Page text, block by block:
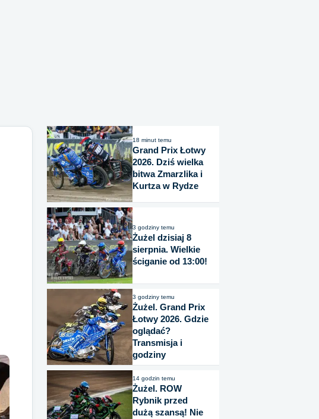
18 minut temu
Grand Prix Łotwy
2026. Dziś wielka
bitwa Zmarzlika i
Kurtza w Rydze
3 godziny temu
Żużel dzisiaj 8
sierpnia. Wielkie
ściganie od 13:00!
3 godziny temu
Żużel. Grand Prix
Łotwy 2026. Gdzie
oglądać?
Transmisja i
godziny
14 godzin temu
Żużel. ROW
Rybnik przed
dużą szansą! Nie